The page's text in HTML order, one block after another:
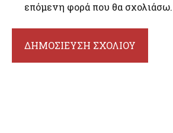
επόμενη φορά που θα σχολιάσω.